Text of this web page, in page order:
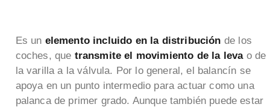
Es un elemento incluido en la distribución de los
coches, que transmite el movimiento de la leva o de
la varilla a la válvula. Por lo general, el balancín se
apoya en un punto intermedio para actuar como una
palanca de primer grado. Aunque también puede estar